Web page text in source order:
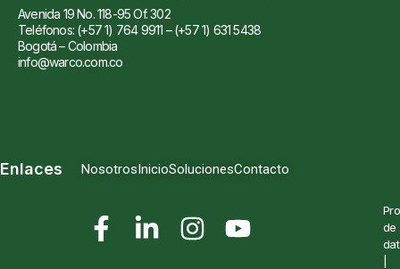
Avenida 19 No. 118-95 Of. 302
Teléfonos: (+57 1) 764 9911 – (+57 1) 631 5438
Bogotá – Colombia
info@warco.com.co
Enlaces NosotrosInicioSolucionesContacto
de